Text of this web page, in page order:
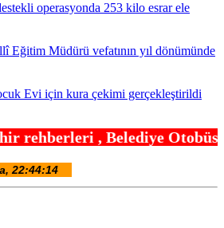
operasyonda 253 kilo esrar ele
Eğitim Müdürü vefatının yıl dönümünde
Evi için kura çekimi gerçekleştirildi
, Belediye